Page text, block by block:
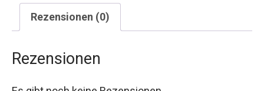
Rezensionen (0)
Rezensionen